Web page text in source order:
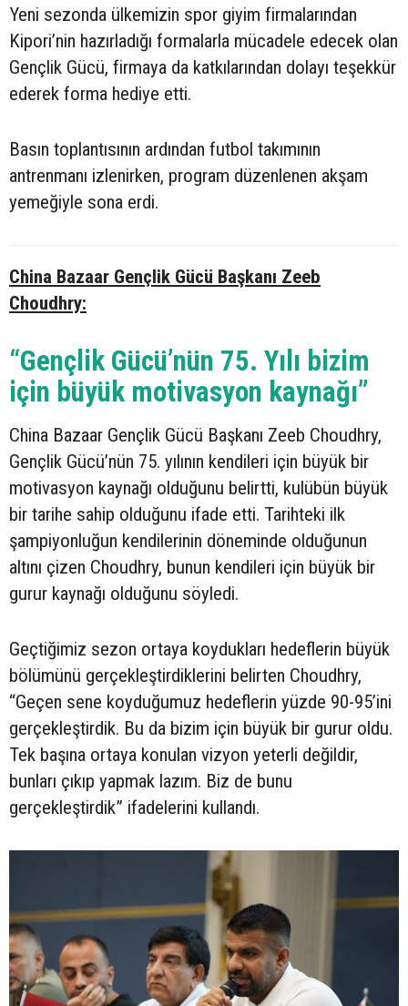
Yeni sezonda ülkemizin spor giyim firmalarından
Kipori’nin hazırladığı formalarla mücadele edecek olan
Gençlik Gücü, firmaya da katkılarından dolayı teşekkür
ederek forma hediye etti.
Basın toplantısının ardından futbol takımının
antrenmanı izlenirken, program düzenlenen akşam
yemeğiyle sona erdi.
China Bazaar Gençlik Gücü Başkanı Zeeb
Choudhry:
“Gençlik Gücü’nün 75. Yılı bizim
için büyük motivasyon kaynağı”
China Bazaar Gençlik Gücü Başkanı Zeeb Choudhry,
Gençlik Gücü’nün 75. yılının kendileri için büyük bir
motivasyon kaynağı olduğunu belirtti, kulübün büyük
bir tarihe sahip olduğunu ifade etti. Tarihteki ilk
şampiyonluğun kendilerinin döneminde olduğunun
altını çizen Choudhry, bunun kendileri için büyük bir
gurur kaynağı olduğunu söyledi.
Geçtiğimiz sezon ortaya koydukları hedeflerin büyük
bölümünü gerçekleştirdiklerini belirten Choudhry,
“Geçen sene koyduğumuz hedeflerin yüzde 90-95’ini
gerçekleştirdik. Bu da bizim için büyük bir gurur oldu.
Tek başına ortaya konulan vizyon yeterli değildir,
bunları çıkıp yapmak lazım. Biz de bunu
gerçekleştirdik” ifadelerini kullandı.